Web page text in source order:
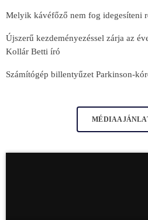
Melyik kávéfőző nem fog idegesíteni
Újszerű kezdeményezéssel zárja az
Kollár Betti író
Számítógép billentyűzet Parkinson-